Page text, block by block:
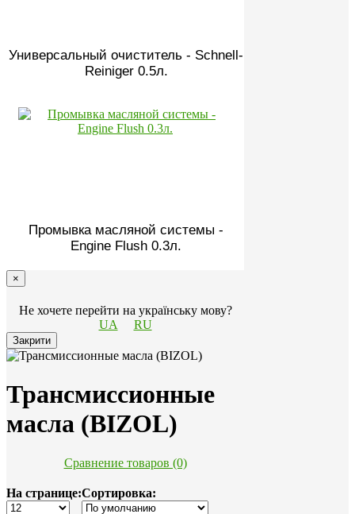
Универсальный очиститель - Schnell-
Reiniger 0.5л.
Промывка масляной системы -
Engine Flush 0.3л.
×
Не хочете перейти на українську мову?
UA
RU
Закрити
Трансмиссионные
масла (BIZOL)
Сравнение товаров (0)
На странице:Сортировка: